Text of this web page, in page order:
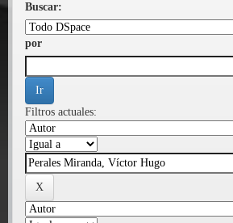
Buscar:
por
Filtros actuales: